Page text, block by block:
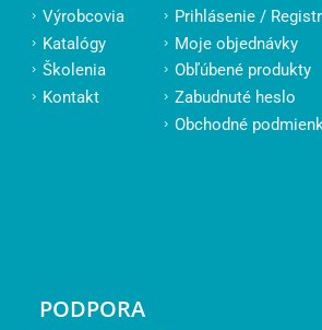
Výrobcovia
Katalógy
Školenia
Kontakt
Prihlásenie /
Moje objednávky
Obľúbené produkty
Zabudnuté heslo
Obchodné
PODPORA